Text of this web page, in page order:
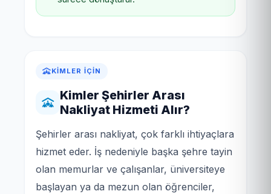
KIMLER İÇIN
Kimler Şehirler Arası
Nakliyat Hizmeti Alır?
Şehirler arası nakliyat, çok farklı ihtiyaçlara
hizmet eder. İş nedeniyle başka şehre tayin
olan memurlar ve çalışanlar, üniversiteye
başlayan ya da mezun olan öğrenciler,